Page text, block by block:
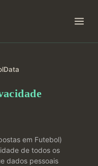
em Futebol)
de todos os
dados pessoais